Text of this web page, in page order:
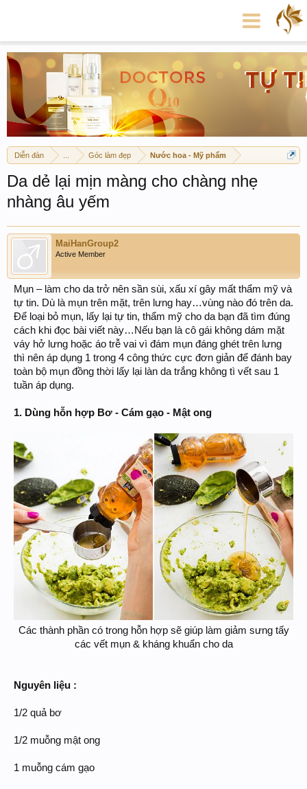
Diễn đàn Góc làm đẹp Nước hoa - Mỹ phẩm
Da dẻ lại mịn màng cho chàng nhẹ
nhàng âu yếm
MaiHanGroup2
Active Member
Mụn – làm cho da trở nên sần sùi, xấu xí gây mất thẩm mỹ và
tự tin. Dù là mụn trên mặt, trên lưng hay…vùng nào đó trên da.
Để loại bỏ mụn, lấy lại tự tin, thẩm mỹ cho da bạn đã tìm đúng
cách khi đọc bài viết này…Nếu bạn là cô gái không dám mặt
váy hở lưng hoặc áo trễ vai vì đám mụn đáng ghét trên lưng
thì nên áp dụng 1 trong 4 công thức cực đơn giản để đánh bay
toàn bộ mụn đồng thời lấy lại làn da trắng không tì vết sau 1
tuần áp dụng.
1. Dùng hỗn hợp Bơ - Cám gạo - Mật ong
Các thành phần có trong hỗn hợp sẽ giúp làm giảm sưng tấy
các vết mụn & kháng khuẩn cho da
Nguyên liệu :
1/2 quả bơ
1/2 muỗng mật ong
1 muỗng cám gạo